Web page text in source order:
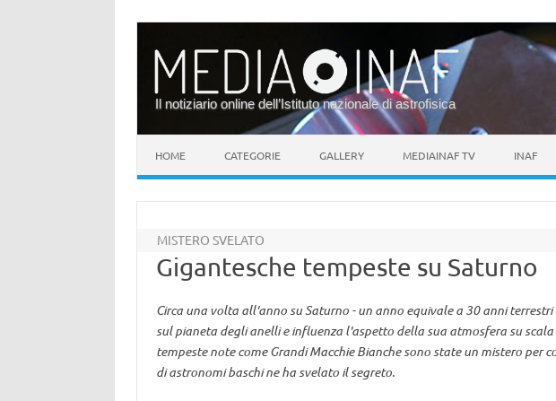
Il notiziario online dell’Istituto nazionale di astrofisica
HOME CATEGORIE GALLERY MEDIAINAF TV INAF
MISTERO SVELATO
Gigantesche tempeste su Saturno
Circa una volta all'anno su Saturno - un anno equivale a 30 anni
sul pianeta degli anelli e influenza l'aspetto della sua atmosfera su
tempeste note come Grandi Macchie Bianche sono state un mistero per
di astronomi baschi ne ha svelato il segreto.